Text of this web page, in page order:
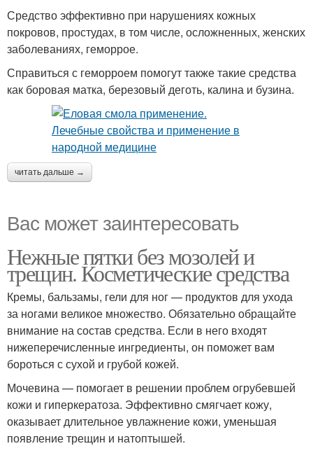
Средство эффективно при нарушениях кожных
покровов, простудах, в том числе, осложненных, женских
заболеваниях, геморрое.
Справиться с геморроем помогут также такие средства
как боровая матка, березовый деготь, калина и бузина.
читать дальше →
Вас может заинтересовать
Нежные пятки без мозолей и
трещин. Косметические средства
Кремы, бальзамы, гели для ног — продуктов для ухода
за ногами великое множество. Обязательно обращайте
внимание на состав средства. Если в него входят
нижеперечисленные ингредиенты, он поможет вам
бороться с сухой и грубой кожей.
Мочевина — помогает в решении проблем огрубевшей
кожи и гиперкератоза. Эффективно смягчает кожу,
оказывает длительное увлажнение кожи, уменьшая
появление трещин и натоптышей.